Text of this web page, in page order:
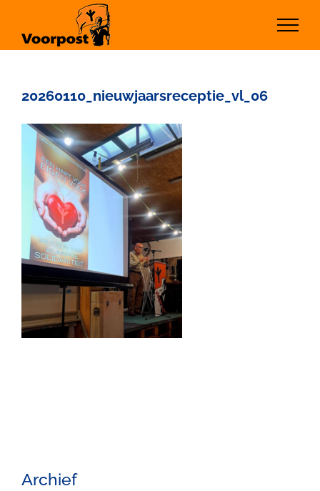
inhoud
20260110_nieuwjaarsreceptie_vl_06
Archief